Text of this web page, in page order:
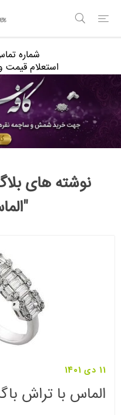
شماره
استعلام قیمت و خرید
نوشته های
11 دی 1401
الماس با تراش